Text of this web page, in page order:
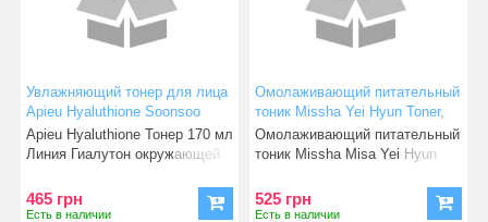
Увлажняющий тонер для лица
Apieu Hyaluthione Soonsoo
Essence Toner, 170 мл
(8809530054932)
Apieu Hyaluthione Тонер 170 мл
Линия Гиалутон окружающей
465 грн
Есть в наличии
Омолаживающий питательный
тоник Missha Yei Hyun Toner,
140 мл (8806185754880)
Омолаживающий питательный
тоник Missha Misa Yei Hyun
525 грн
Есть в наличии